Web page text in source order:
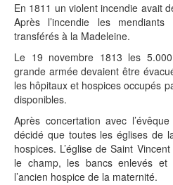
En 1811 un violent incendie avait
Après l’incendie les
transférés à la Madeleine.
Le 19 novembre 1813 les
grande armée devaient être
les hôpitaux et hospices occupés
disponibles.
Après concertation avec
décidé que toutes les églises de
hospices. L’église de Saint
le champ, les bancs enlevés
l’ancien hospice de la maternité.